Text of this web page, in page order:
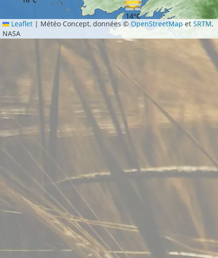
14°C
11°C
10°C
Leaflet | Météo Concept, données ©OpenStreetMapetSRTM,
NASA